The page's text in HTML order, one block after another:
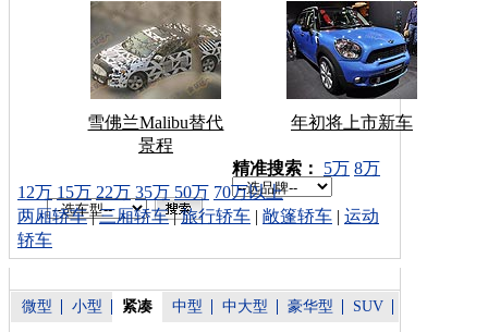
雪佛兰Malibu替代
景程
年初将上市新车
车型搜索：
精准搜索： 5万 8万
12万 15万 22万 35万 50万 70万以上
两厢轿车|三厢轿车|旅行轿车 | 敞篷轿车 | 运动
轿车
微型 小型 紧凑 中型 中大型 豪华型 SUV